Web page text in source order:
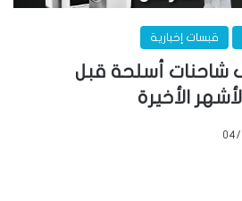
قبسات إخبارية
شاحنات أسلحة قبل
الأخيرة
04/